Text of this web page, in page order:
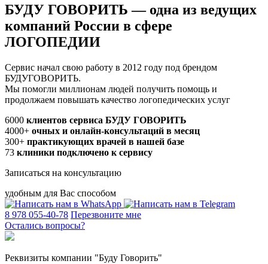
БУДУ ГОВОРИТЬ — одна из ведущих
компаний России в сфере
ЛОГОПЕДИИ
Сервис начал свою работу в 2012 году под брендом
БУДУГОВОРИТЬ.
Мы помогли миллионам людей получить помощь и
продолжаем повышать качество логопедических услуг
6000 клиентов сервиса БУДУ ГОВОРИТЬ
4000+ очных и онлайн-консультаций в месяц
300+ практикующих врачей в нашей базе
73 клиники подключено к сервису
Записаться на консультацию
удобным для Вас способом
8 978 055-40-78 Перезвоните мне
Остались вопросы?
Реквизиты компании "Буду Говорить"